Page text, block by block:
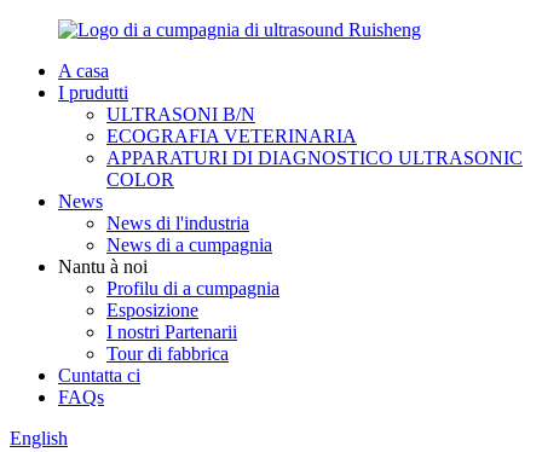
A casa
I prudutti
ULTRASONI B/N
ECOGRAFIA VETERINARIA
APPARATURI DI DIAGNOSTICO ULTRASONIC
COLOR
News
News di l'industria
News di a cumpagnia
Nantu à noi
Profilu di a cumpagnia
Esposizione
I nostri Partenarii
Tour di fabbrica
Cuntatta ci
FAQs
English